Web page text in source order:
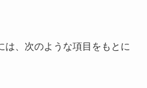
は、次のような項目をもとに